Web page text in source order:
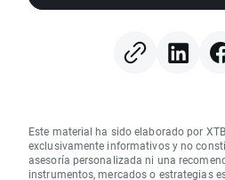
Este material ha sido elaborado por
exclusivamente informativos y no
asesoría personalizada ni una
instrumentos, mercados o estrategias